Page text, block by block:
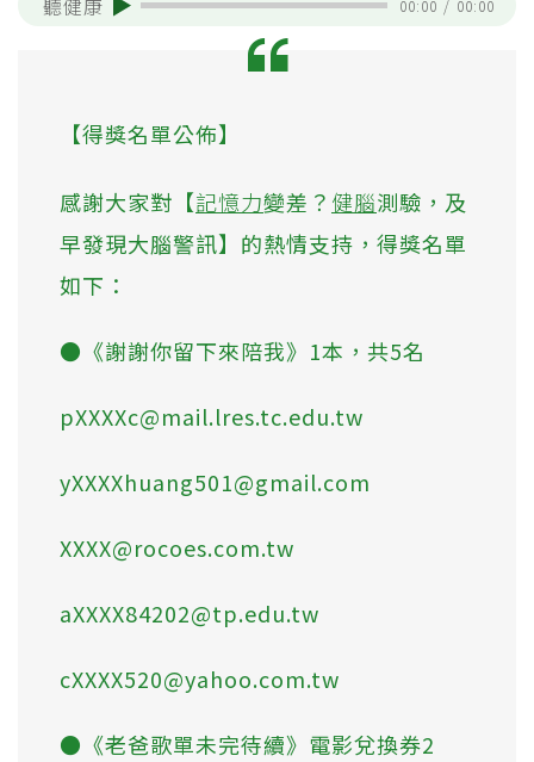
00:00 / 00:00
【得獎名單公佈】
感謝大家對【記憶力變差？ 健腦測驗，及
早發現大腦警訊】的熱情支持，得獎名單
如下：
●《謝謝你留下來陪我》1本，共5名
pXXXXc@mail.lres.tc.edu.tw
yXXXXhuang501@gmail.com
XXXX@rocoes.com.tw
aXXXX84202@tp.edu.tw
cXXXX520@yahoo.com.tw
●《老爸歌單未完待續》電影兌換券2